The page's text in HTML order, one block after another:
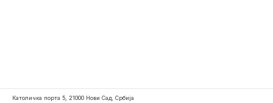
Католичка порта 5, 21000 Нови Сад, Србија